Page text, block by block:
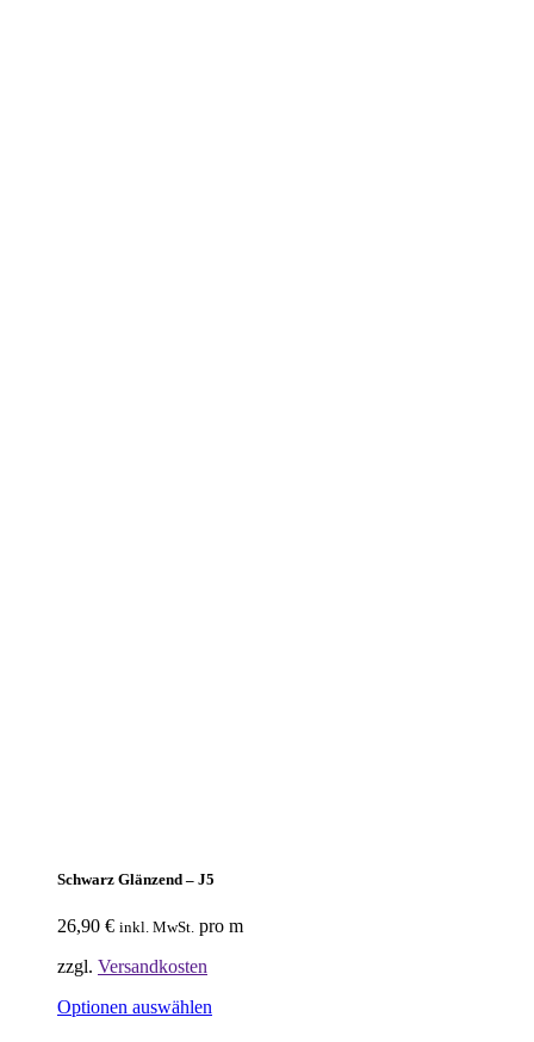
Schwarz Glänzend – J5
26,90 € inkl. MwSt. pro m
zzgl. Versandkosten
Optionen auswählen